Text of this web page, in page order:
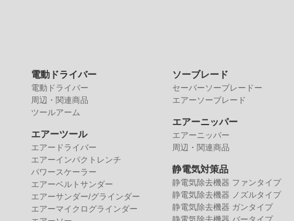
電動ドライバー
電動ドライバー
周辺・関連商品
ツールアーム
エアーツール
エアードライバー
エアーインパクトレンチ
パワースケーラー
エアーベルトサンダー
エアーサンダー/グラインダー
エアーマイクログラインダー
ソーブレード
セーバーソーブレードー
エアーソーブレード
エアーニッパー
エアーニッパー
周辺・関連商品
静電気対策品
静電気除去機器 ファンタイプ
静電気除去機器 ノズルタイプ
静電気除去機器 ガンタイプ